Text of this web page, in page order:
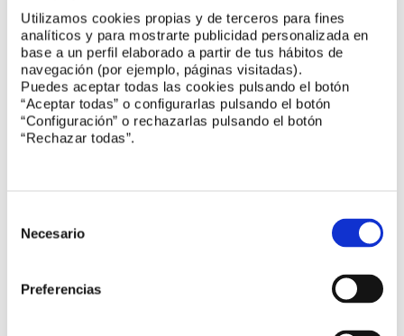
Utilizamos cookies propias y de terceros para fines
analíticos y para mostrarte publicidad personalizada en
base a un perfil elaborado a partir de tus hábitos de
navegación (por ejemplo, páginas visitadas).
Puedes aceptar todas las cookies pulsando el botón
“Aceptar todas” o configurarlas pulsando el botón
“Configuración” o rechazarlas pulsando el botón
“Rechazar todas”.
Necesario
Preferencias